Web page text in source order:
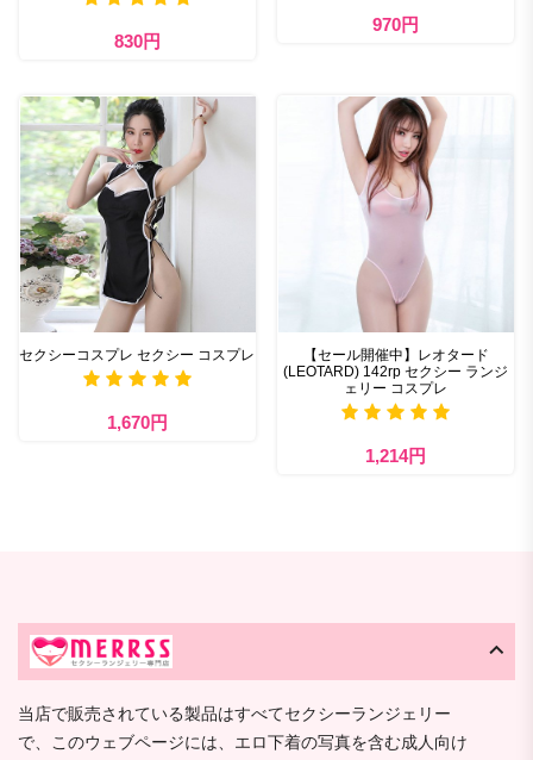
830円
970円
セクシーコスプレ セクシー コスプレ
1,670円
【セール開催中】レオタード
(LEOTARD) 142rp セクシー ランジ
ェリー コスプレ
1,214円
当店で販売されている製品はすべてセクシーランジェリー
で、このウェブページには、エロ下着の写真を含む成人向け